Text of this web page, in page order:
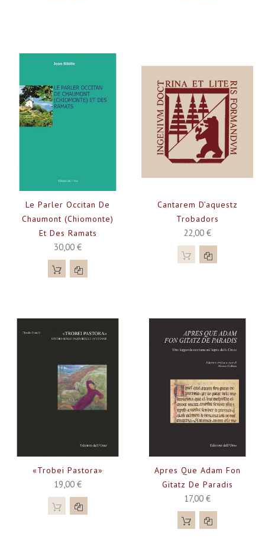
Le Parler Occitan De
Chaumont (Chiomonte)
Et Des Ramats
30,00 €
Cantarem D’aquestz
Trobadors
22,00 €
«Trobei Pastora»
19,00 €
Apres Que Adam Fon
Gitatz De Paradis
17,00 €